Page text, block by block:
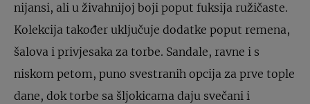
nijansi, ali u živahnijoj boji poput fuksija ružičaste.
Kolekcija također uključuje dodatke poput remena,
šalova i privjesaka za torbe. Sandale, ravne i s
niskom petom, puno svestranih opcija za prve tople
dane, dok torbe sa šljokicama daju svečani i